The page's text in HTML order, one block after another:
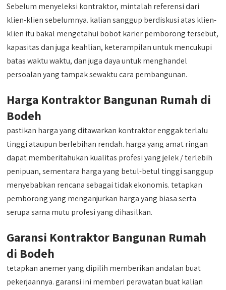
Sebelum menyeleksi kontraktor, mintalah referensi dari
klien-klien sebelumnya. kalian sanggup berdiskusi atas klien-
klien itu bakal mengetahui bobot karier pemborong tersebut,
kapasitas dan juga keahlian, keterampilan untuk mencukupi
batas waktu waktu, dan juga daya untuk menghandel
persoalan yang tampak sewaktu cara pembangunan.
Harga Kontraktor Bangunan Rumah di
Bodeh
pastikan harga yang ditawarkan kontraktor enggak terlalu
tinggi ataupun berlebihan rendah. harga yang amat ringan
dapat memberitahukan kualitas profesi yang jelek / terlebih
penipuan, sementara harga yang betul-betul tinggi sanggup
menyebabkan rencana sebagai tidak ekonomis. tetapkan
pemborong yang menganjurkan harga yang biasa serta
serupa sama mutu profesi yang dihasilkan.
Garansi Kontraktor Bangunan Rumah
di Bodeh
tetapkan anemer yang dipilih memberikan andalan buat
pekerjaannya. garansi ini memberi perawatan buat kalian